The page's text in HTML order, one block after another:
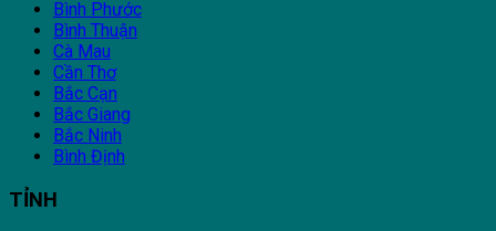
Bình Phước
Bình Thuận
Cà Mau
Cần Thơ
Bắc Cạn
Bắc Giang
Bắc Ninh
Bình Định
TỈNH